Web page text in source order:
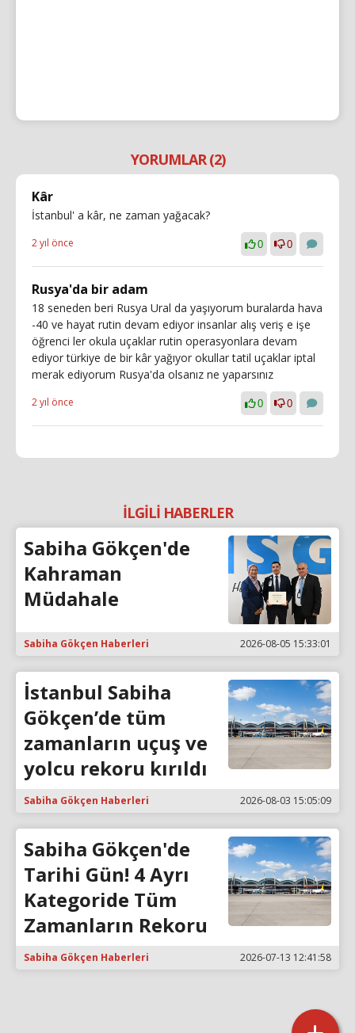
YORUMLAR (2)
Kâr
İstanbul' a kâr, ne zaman yağacak?
2 yıl önce 0 0
Rusya'da bir adam
18 seneden beri Rusya Ural da yaşıyorum buralarda hava
-40 ve hayat rutin devam ediyor insanlar alış veriş e işe
öğrenci ler okula uçaklar rutin operasyonlara devam
ediyor türkiye de bir kâr yağıyor okullar tatil uçaklar iptal
merak ediyorum Rusya'da olsanız ne yaparsınız
2 yıl önce 0 0
İLGİLİ HABERLER
Sabiha Gökçen'de
Kahraman
Müdahale
Sabiha Gökçen Haberleri 2026-08-05 15:33:01
İstanbul Sabiha
Gökçen’de tüm
zamanların uçuş ve
yolcu rekoru kırıldı
Sabiha Gökçen Haberleri 2026-08-03 15:05:09
Sabiha Gökçen'de
Tarihi Gün! 4 Ayrı
Kategoride Tüm
Zamanların Rekoru
Sabiha Gökçen Haberleri 2026-07-13 12:41:58